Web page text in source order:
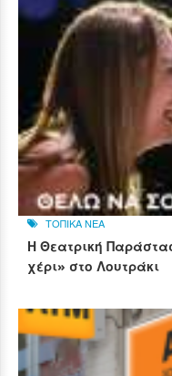
ΤΟΠΙΚΑ ΝΕΑ
Η Θεατρική
χέρι» στο Λουτράκι